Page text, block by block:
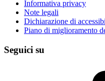
Informativa privacy
Note legali
Dichiarazione di
Piano di miglioramento
Seguici su